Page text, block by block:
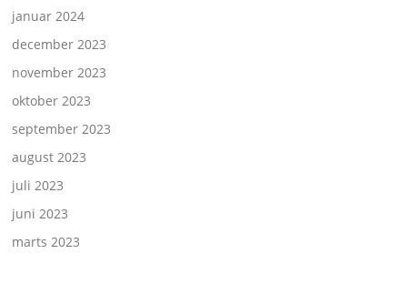
januar 2024
december 2023
november 2023
oktober 2023
september 2023
august 2023
juli 2023
juni 2023
marts 2023